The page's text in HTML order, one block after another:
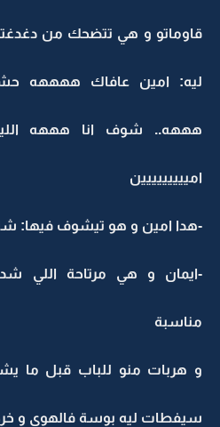
قاوماتو و هي تتضحك من
ليه: امين عافاك ههههه
هههه.. شوف انا هههه
امييييييييين
-هدا امين و هو تيشوف فيها:
-ايمان و هي مرتاحة اللي
مناسبة
و هربات منو للباب قبل ما
سيفطات ليه بوسة فالهوى و